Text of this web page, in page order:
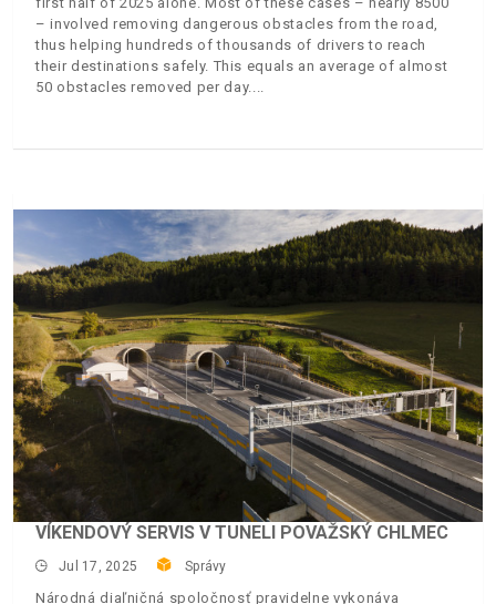
– involved removing dangerous obstacles from the road,
thus helping hundreds of thousands of drivers to reach
their destinations safely. This equals an average of almost
50 obstacles removed per day.
VÍKENDOVÝ SERVIS V TUNELI POVAŽSKÝ CHLMEC
Jul 17, 2025 Správy
Národná diaľničná spoločnosť pravidelne vykonáva